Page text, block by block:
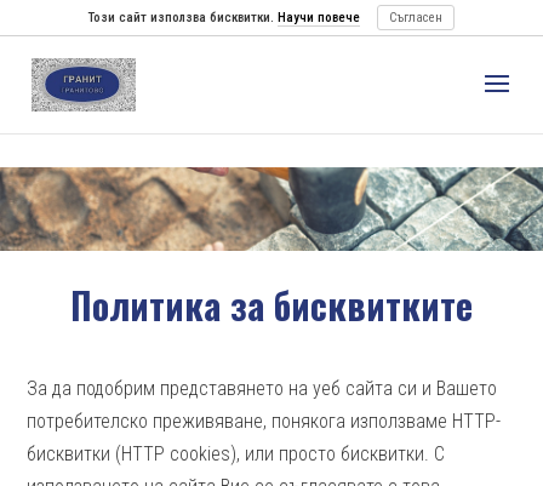
Политика за бисквитките
За да подобрим представянето на уеб сайта си и Вашето
потребителско преживяване, понякога използваме HTTP-
бисквитки (HTTP cookies), или просто бисквитки. С
Този сайт използва бисквитки. Научи повече Съгласен